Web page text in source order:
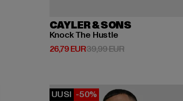
CAYLER & SONS
Knock The Hustle
26,79 EUR
Ajankohtainen hinta: 26,79 EUR
39,99 EURKampanjahinta:
UUSI -50%